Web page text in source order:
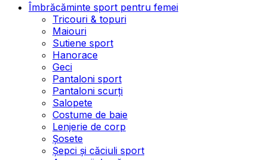
Îmbrăcăminte sport pentru femei
Tricouri & topuri
Maiouri
Sutiene sport
Hanorace
Geci
Pantaloni sport
Pantaloni scurți
Salopete
Costume de baie
Lenjerie de corp
Șosete
Șepci și căciuli sport